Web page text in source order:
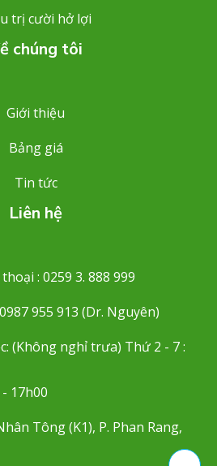
trị cười hở lợi
chúng tôi
Giới thiệu
Bảng giá
Tin tức
Liên hệ
: 0259 3. 888 999
955 913 (Dr. Nguyên)
(Không nghỉ trưa) Thứ 2 - 7 :
17h00
Tông (K1), P. Phan Rang,